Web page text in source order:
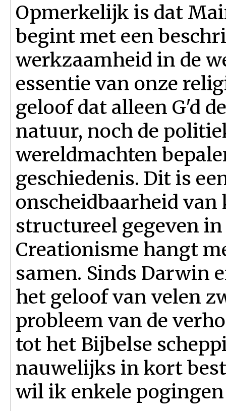
Opmerkelijk is dat
begint met een
werkzaamheid in de
essentie van onze
geloof dat alleen G'd
natuur, noch de
wereldmachten
geschiedenis. Dit is
onscheidbaarheid van
structureel gegeven
Creationisme hangt
samen. Sinds Darwin
het geloof van velen
probleem van de
tot het Bijbelse
nauwelijks in kort
wil ik enkele